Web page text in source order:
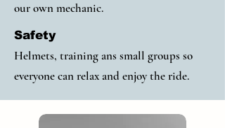
our own mechanic.
Safety
Helmets, training ans small groups so
everyone can relax and enjoy the ride.